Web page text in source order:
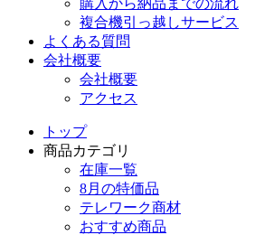
購入から納品までの流れ
複合機引っ越しサービス
よくある質問
会社概要
会社概要
アクセス
トップ
商品カテゴリ
在庫一覧
8月の特価品
テレワーク商材
おすすめ商品